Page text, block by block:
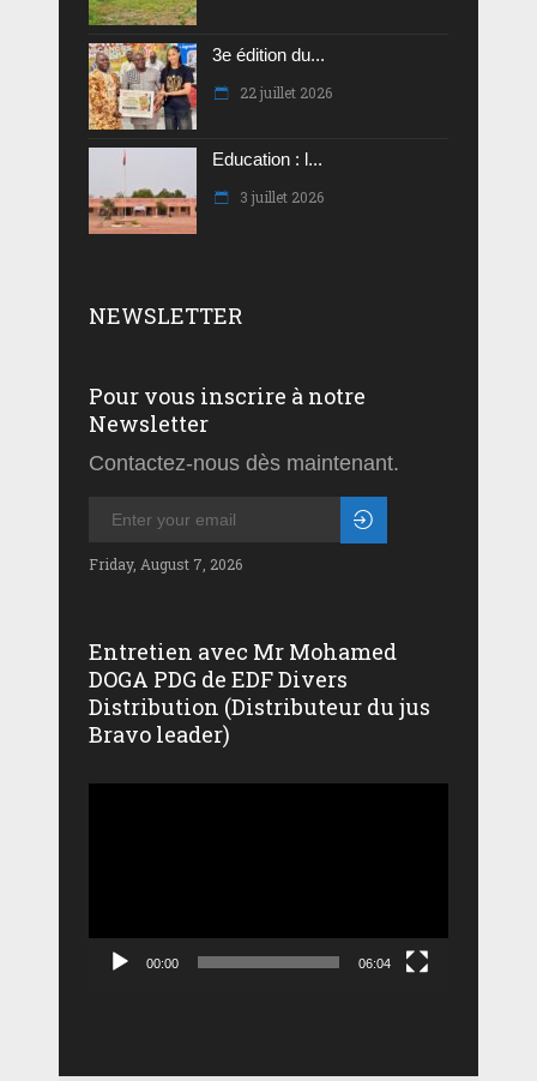
3e édition du...
22 juillet 2026
Education : l...
3 juillet 2026
NEWSLETTER
Pour vous inscrire à notre
Newsletter
Contactez-nous dès maintenant.
Friday, August 7, 2026
Entretien avec Mr Mohamed
DOGA PDG de EDF Divers
Distribution (Distributeur du jus
Bravo leader)
00:00 06:04